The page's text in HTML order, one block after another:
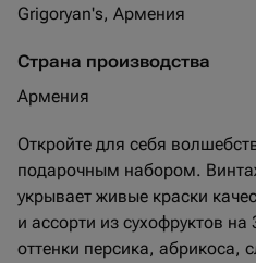
Grigoryan's, Армения
Страна производства
Армения
Откройте для себя
подарочным набором.
укрывает живые краски
и ассорти из сухофруктов
оттенки персика,